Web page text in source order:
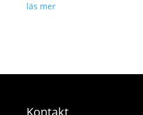
läs mer
Kontakt